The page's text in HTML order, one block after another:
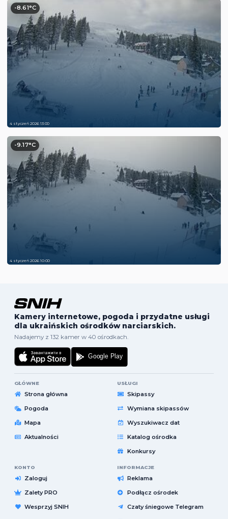
-8.61°C
4 styczeń 2026 13:00
-9.17°C
4 styczeń 2026 10:00
Kamery internetowe, pogoda i przydatne usługi
dla ukraińskich ośrodków narciarskich.
Nadajemy z 132 kamer w 40 ośrodkach.
GŁÓWNE
Strona główna
Pogoda
Mapa
Aktualności
USŁUGI
Skipassy
Wymiana skipassów
Wyszukiwacz dat
Katalog ośrodka
Konkursy
KONTO
Zaloguj
Zalety PRO
Wesprzyj SNIH
INFORMACJE
Reklama
Podłącz ośrodek
Czaty śniegowe Telegram